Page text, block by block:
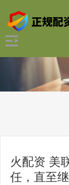
火配资 美
任，直至